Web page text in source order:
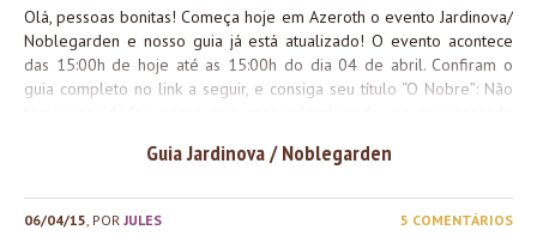
Olá, pessoas bonitas! Começa hoje em Azeroth o evento Jardinova/
Noblegarden e nosso guia já está atualizado! O evento acontece
das 15:00h de hoje até as 15:00h do dia 04 de abril. Confiram o
guia completo no link a seguir, e consiga seu título “O Nobre”: Não
custa 100 Chocolates de Jardinova. Também temos o Ovo Mal
Magnificamente Pintado (1000g) que podem ser comprados com
Guia Jardinova / Noblegarden
06/04/15 , POR JULES 5 COMENTÁRIOS